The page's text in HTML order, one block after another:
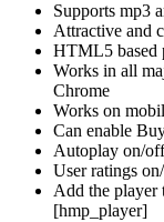
Supports mp3
Attractive and
HTML5 based
Works in all
Chrome
Works on
Can enable
Autoplay on/
User ratings
Add the player
[hmp_player]